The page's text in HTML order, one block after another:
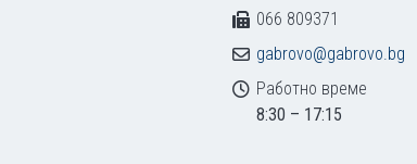
066 809371
gabrovo@gabrovo.bg
Работно време
8:30 – 17:15